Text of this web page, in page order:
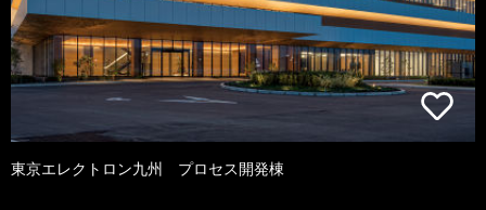
東京エレクトロン九州 プロセス開発棟